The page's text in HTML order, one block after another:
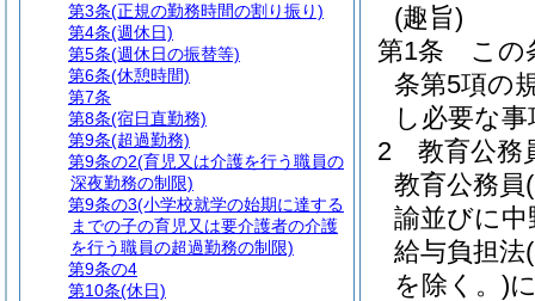
(趣旨)
第1条
この
条第5項の
し必要な
2
教育公務
教育公務員
諭並びに中
給与負担法
を除く。)
第3条(正規の勤務時間の割り振り)
第4条(週休日)
第5条(週休日の振替等)
第6条(休憩時間)
第7条
第8条(宿日直勤務)
第9条(超過勤務)
第9条の2(育児又は介護を行う職員の
深夜勤務の制限)
第9条の3(小学校就学の始期に達する
までの子の育児又は要介護者の介護
を行う職員の超過勤務の制限)
第9条の4
第10条(休日)